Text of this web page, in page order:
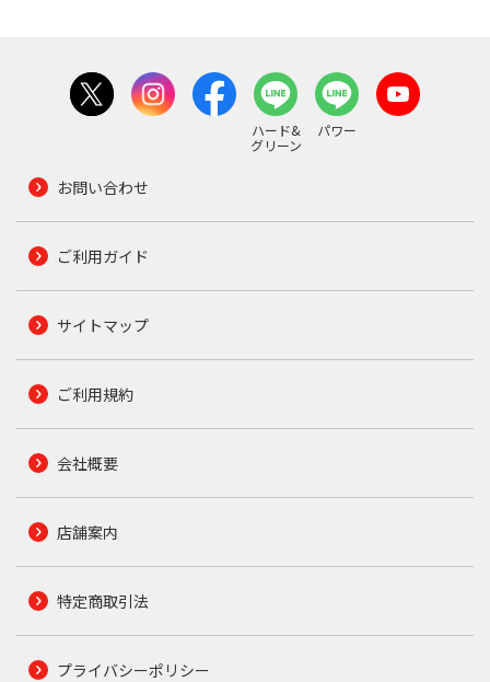
ハード&
グリーン
パワー
お問い合わせ
ご利用ガイド
サイトマップ
ご利用規約
会社概要
店舗案内
特定商取引法
プライバシーポリシー